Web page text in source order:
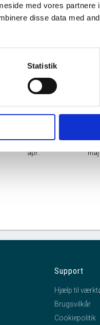
med vores partnere
disse data med
Statistik
apr. maj
Support
Hjælp til
Brugsvilkår
Cookiepolitik